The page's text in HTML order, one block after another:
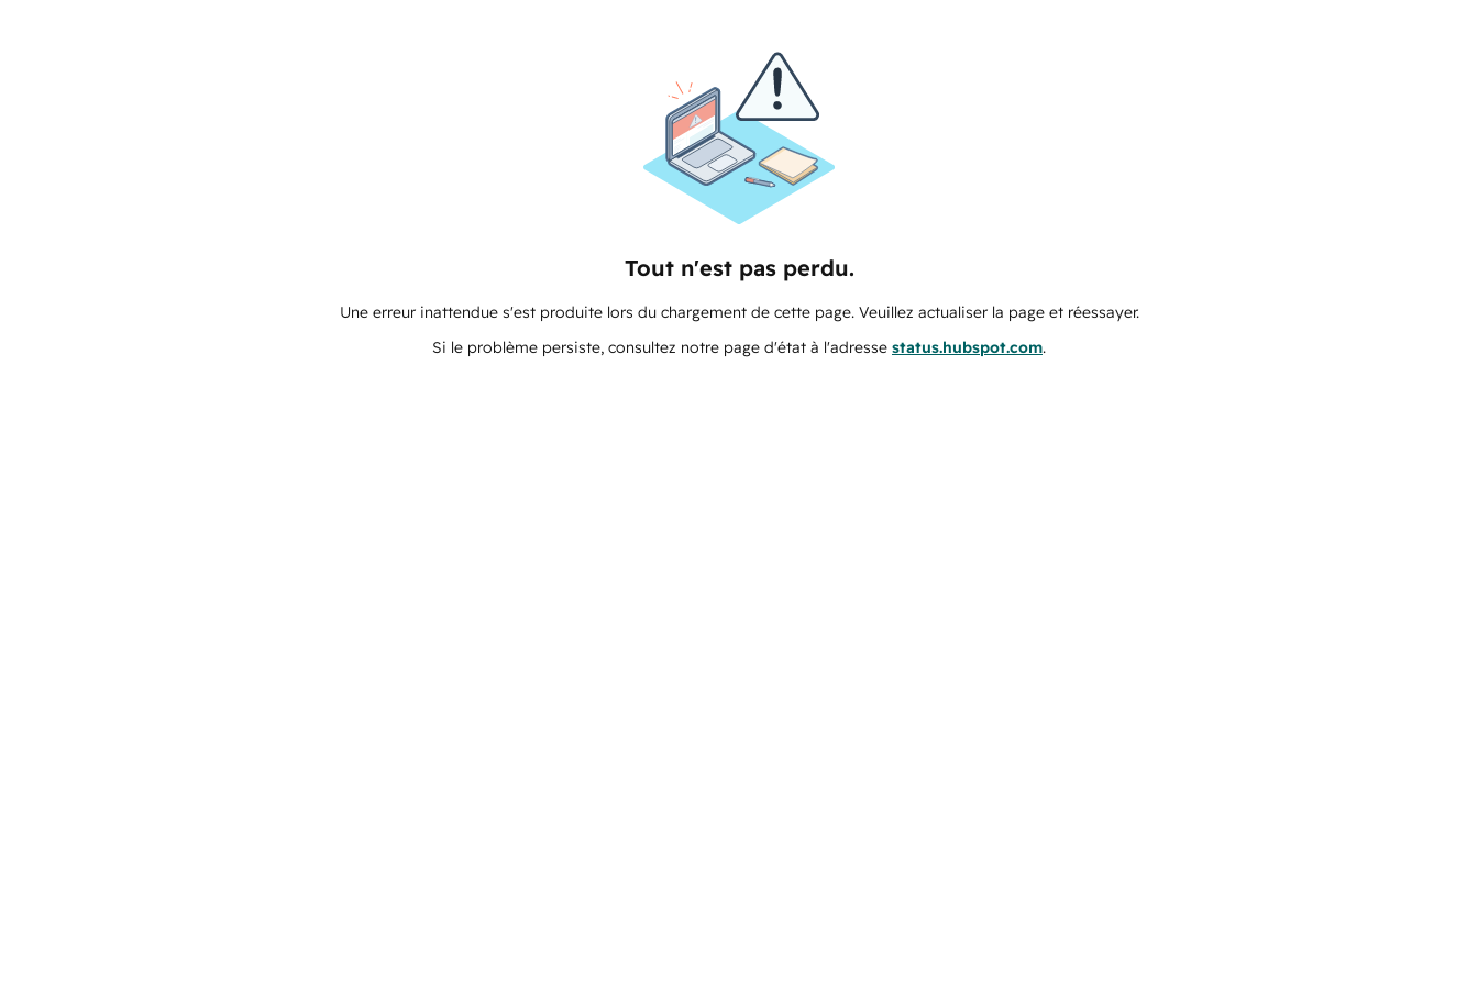
Tout n'est pas perdu.
Une erreur inattendue s'est produite lors du chargement de cette page. Veuillez actualiser la page et réessayer.
Si le problème persiste, consultez notre page d'état à l'adresse status.hubspot.com.